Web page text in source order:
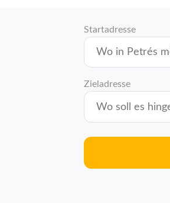
Startadresse
Zieladresse